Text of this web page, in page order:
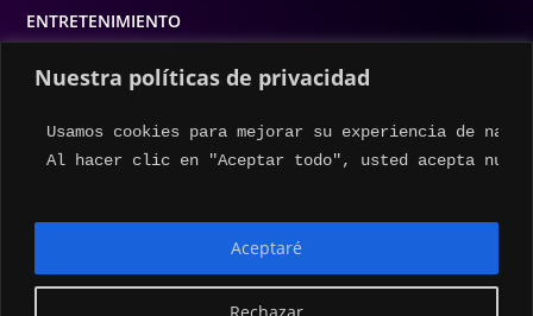
Nuestra políticas de privacidad
Usamos cookies para mejorar su experiencia de
Al hacer clic en "Aceptar todo", usted acepta
Rechazar
Aceptaré
ENTRETENIMIENTO
ESTILO DE VIDA